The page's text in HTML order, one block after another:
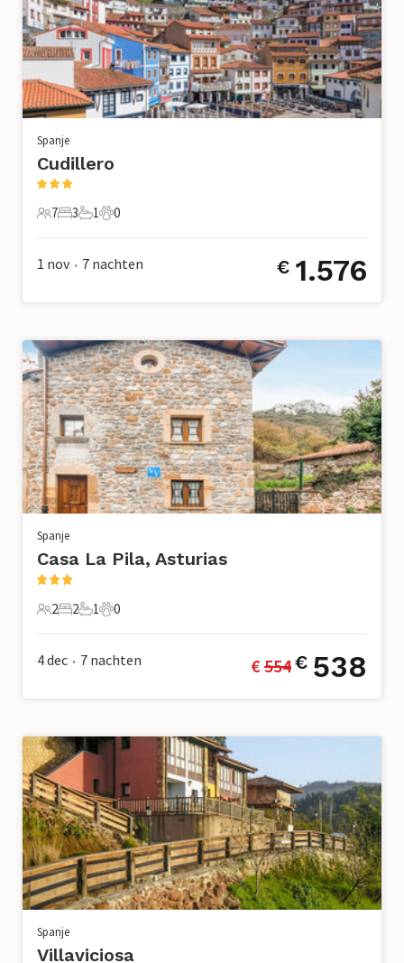
Spanje
Cudillero
7 Gasten
7
3 Slaapkamers
3
1 Badkamer
1
0 Huisdieren
0
1 nov • 7 nachten € 1.576
Spanje
Casa La Pila, Asturias
2 Gasten
2
2 Slaapkamers
2
1 Badkamer
1
0 Huisdieren
0
4 dec • 7 nachten € 554€ 538
Spanje
Villaviciosa